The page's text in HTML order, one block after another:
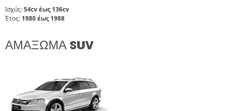
Ισχύς:54cv έως 136cv
Έτος: 1980 έως 1988
ΑΜΆΞΩΜΑ SUV